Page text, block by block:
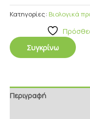
Κατηγορίες: Βιολογικά
Συγκρίνω
Περιγραφή